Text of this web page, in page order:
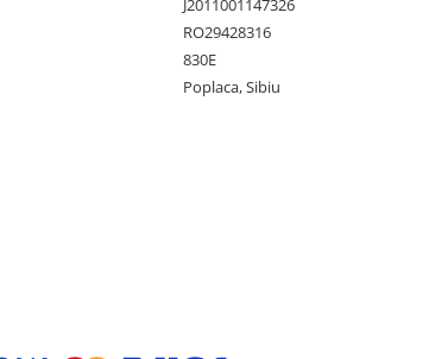
J2011001147326
RO29428316
830E
Poplaca, Sibiu